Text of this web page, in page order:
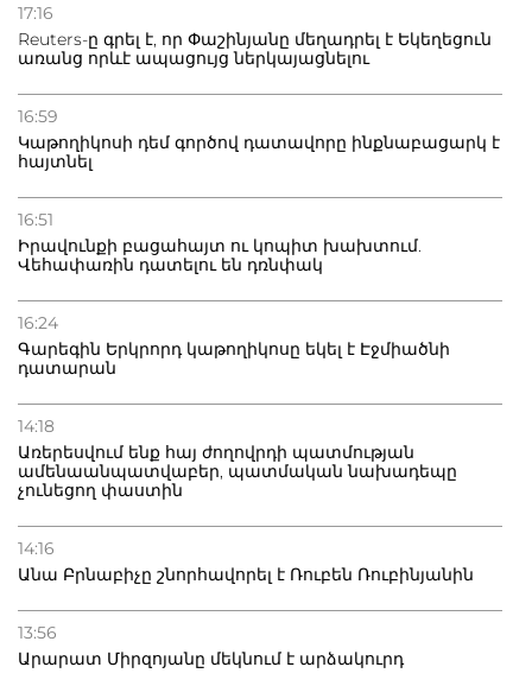
17:16
Reuters-ը գրել է, որ Փաշինյանը մեղադրել է Եկեղեցուն
առանց որևէ ապացույց ներկայացնելու
16:59
Կաթողիկոսի դեմ գործով դատավորը ինքնաբացարկ է
հայտնել
16:51
Իրավունքի բացահայտ ու կոպիտ խախտում.
Վեհափառին դատելու են դռնփակ
16:24
Գարեգին Երկրորդ կաթողիկոսը եկել է Էջմիածնի
դատարան
14:18
Առերեսվում ենք հայ ժողովրդի պատմության
ամենաանպատվաբեր, պատմական նախադեպը
չունեցող փաստին
14:16
Անա Բրնաբիչը շնորհավորել է Ռուբեն Ռուբինյանին
13:56
Արարատ Միրզոյանը մեկնում է արձակուրդ
բնակվել Ռուսաստանում
Բաքվի բանտից գեներալ Մանուկյանը դիմել է
Փաշինյանին